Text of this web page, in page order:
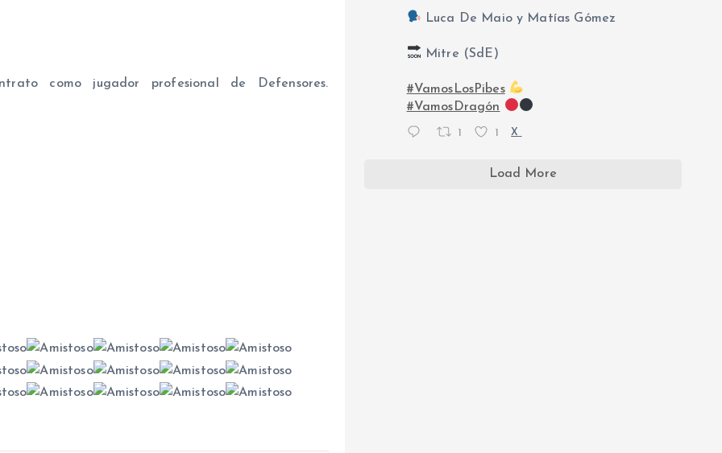
como jugador profesional de Defensores.
Luca De Maio y Matías Gómez
Mitre (SdE)
#VamosLosPibes
#VamosDragón
1 1 X
Load More